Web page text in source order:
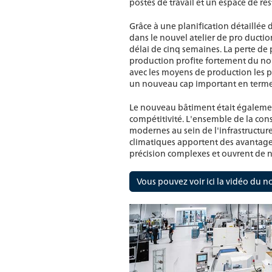
Grâce à une planification détaillée
dans le nouvel atelier de pro
délai de cinq semaines. La perte
production profite fortement du
avec les moyens de production les
un nouveau cap important en
Le nouveau bâtiment était
compétitivité. L'ensemble de la
modernes au sein de
climatiques apportent des
précision complexes et ouvrent de
Vous pouvez voir ici la vidéo du